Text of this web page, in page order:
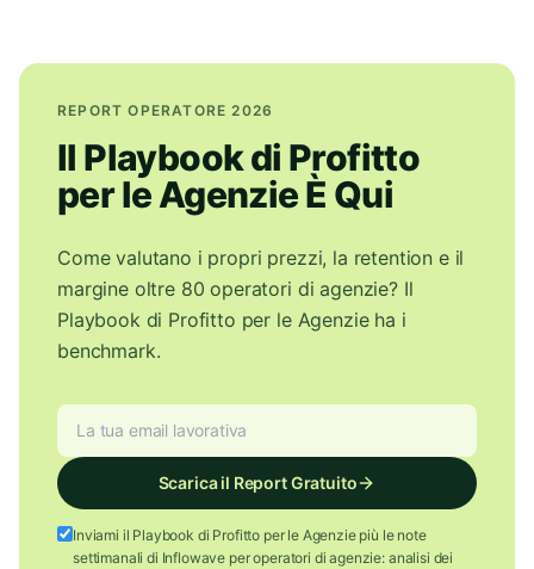
REPORT OPERATORE 2026
Il Playbook di Profitto
per le Agenzie È Qui
Come valutano i propri prezzi, la retention e il
margine oltre 80 operatori di agenzie? Il
Playbook di Profitto per le Agenzie ha i
benchmark.
Scarica il Report Gratuito
Inviami il Playbook di Profitto per le Agenzie più le note
settimanali di Inflowave per operatori di agenzie: analisi dei